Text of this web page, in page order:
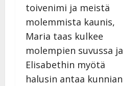
toivenimi ja meistä
molemmista kaunis,
Maria taas kulkee
molempien suvussa ja
Elisabethin myötä
halusin antaa kunnian